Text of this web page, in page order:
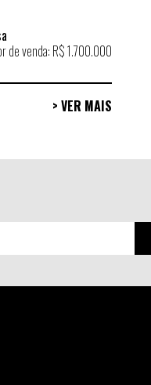
de venda: R$ 1.700.000
> VER MAIS